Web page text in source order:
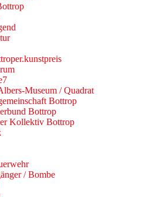
Museum / Quadrat
Bottrop
Bottrop
Kollektiv Bottrop
/ Bombe